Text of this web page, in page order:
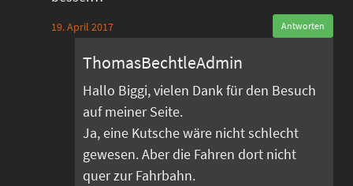
19. April 2017 Antworten
ThomasBechtleAdmin
Hallo Biggi, vielen Dank für den Besuch
auf meiner Seite.
Ja, eine Kutsche wäre nicht schlecht
gewesen. Aber die Fahren dort nicht
quer zur Fahrbahn.